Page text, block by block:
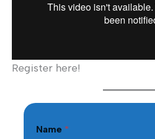
Register here!
Name *